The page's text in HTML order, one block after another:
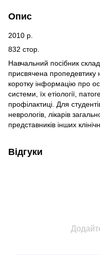
Опис
2010 р.
832 стор.
Навчальний посібник
присвячена пропедевтику
коротку інформацію про
системи, їх етіології,
профілактиці. Для
неврологів, лікарів
представників інших
Відгуки